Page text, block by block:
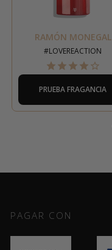
RAMÓN MONEGAL
#LOVEREACTION
PRUEBA FRAGANCIA
PAGAR CON